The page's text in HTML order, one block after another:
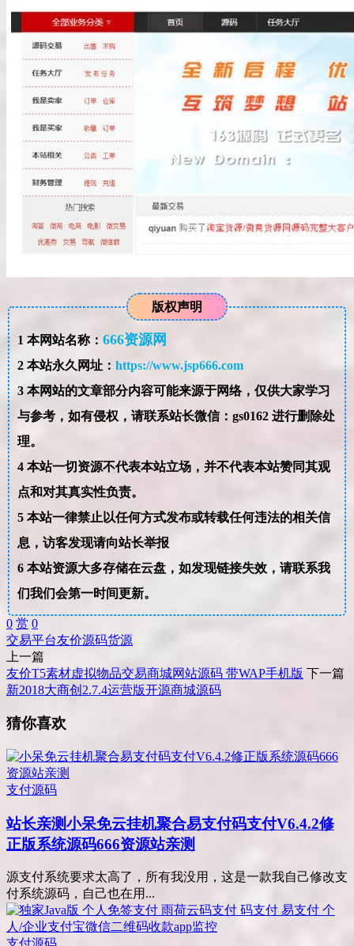
版权声明
1 本网站名称： 666资源网
2本站永久网址： https://www.jsp666.com
3本网站的文章部分内容可能来源于网络，仅供大家学习
与参考，如有侵权，请联系站长微信：gs0162 进行删除处
理。
4本站一切资源不代表本站立场，并不代表本站赞同其观
点和对其真实性负责。
5本站一律禁止以任何方式发布或转载任何违法的相关信
息，访客发现请向站长举报
6本站资源大多存储在云盘，如发现链接失效，请联系我
们我们会第一时间更新。
0 赏 0
交易平台友价源码货源
上一篇
友价T5素材虚拟物品交易商城网站源码 带WAP手机版 下一篇
新2018大商创2.7.4运营版开源商城源码
猜你喜欢
支付源码
站长亲测小呆免云挂机聚合易支付码支付V6.4.2修
正版系统源码666资源站亲测
源支付系统要求太高了，所有我没用，这是一款我自己修改支
付系统源码，自己也在用...